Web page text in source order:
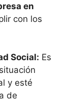
en
con los
Social: Es
y esté
de